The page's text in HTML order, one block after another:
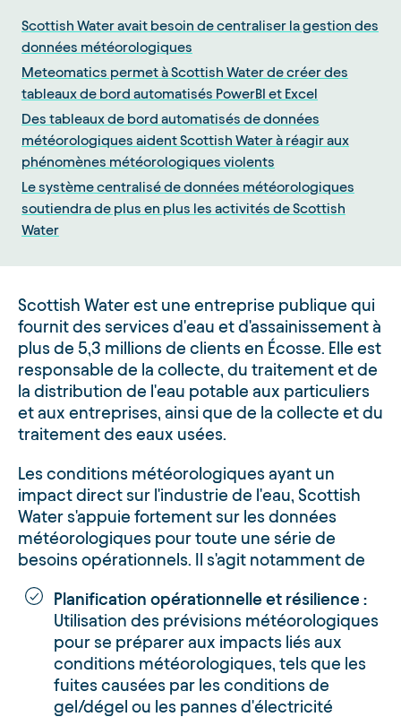
Scottish Water avait besoin de centraliser la gestion des
données météorologiques
Meteomatics permet à Scottish Water de créer des
tableaux de bord automatisés PowerBI et Excel
Des tableaux de bord automatisés de données
météorologiques aident Scottish Water à réagir aux
phénomènes météorologiques violents
Le système centralisé de données météorologiques
soutiendra de plus en plus les activités de Scottish
Water
Scottish Water est une entreprise publique qui
fournit des services d'eau et d'assainissement à
plus de 5,3 millions de clients en Écosse. Elle est
responsable de la collecte, du traitement et de
la distribution de l'eau potable aux particuliers
et aux entreprises, ainsi que de la collecte et du
traitement des eaux usées.
Les conditions météorologiques ayant un
impact direct sur l'industrie de l'eau, Scottish
Water s'appuie fortement sur les données
météorologiques pour toute une série de
besoins opérationnels. Il s'agit notamment de
Planification opérationnelle et résilience :
Utilisation des prévisions météorologiques
pour se préparer aux impacts liés aux
conditions météorologiques, tels que les
fuites causées par les conditions de
gel/dégel ou les pannes d'électricité